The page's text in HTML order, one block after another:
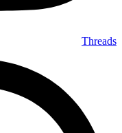
Threads